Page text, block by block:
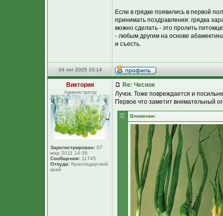
Если в грядке появились в первой
принимать поздравления: грядка
можно сделать - это пролить
- любым другим на основе
и съесть.
04 окт 2025 10:14
Виктория
Администратор
Зарегистрирован: 07
мар 2011 14:36
Сообщения: 11745
Откуда: Краснодарский
край
Re: Чеснок
Лучок. Тоже повреждается и
Первое что заметит внимательный
Вложение: